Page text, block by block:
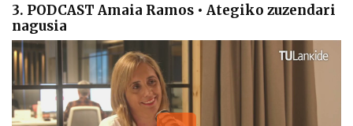
3. PODCAST Amaia Ramos • Ategiko zuzendari
nagusia